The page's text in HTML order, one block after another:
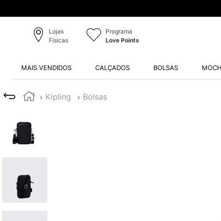
Lojas
Físicas
Programa
Love Points
MAIS VENDIDOS CALÇADOS BOLSAS
Kipling Bolsas